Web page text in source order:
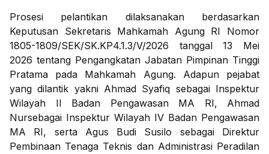
Prosesi pelantikan dilaksanakan berdasarkan
Keputusan Sekretaris Mahkamah Agung RI Nomor
1805-1809/SEK/SK.KP4.1.3/V/2026 tanggal 13 Mei
2026 tentang Pengangkatan Jabatan Pimpinan Tinggi
Pratama pada Mahkamah Agung. Adapun pejabat
yang dilantik yakni Ahmad Syafiq sebagai Inspektur
Wilayah II Badan Pengawasan MA RI, Ahmad
Nursebagai Inspektur Wilayah IV Badan Pengawasan
MA RI, serta Agus Budi Susilo sebagai Direktur
Pembinaan Tenaga Teknis dan Administrasi Peradilan